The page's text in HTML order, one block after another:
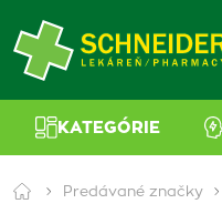
KATEGÓRIE
Predávané značky